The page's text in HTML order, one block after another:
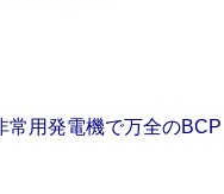
常用発電機で万全のBCP